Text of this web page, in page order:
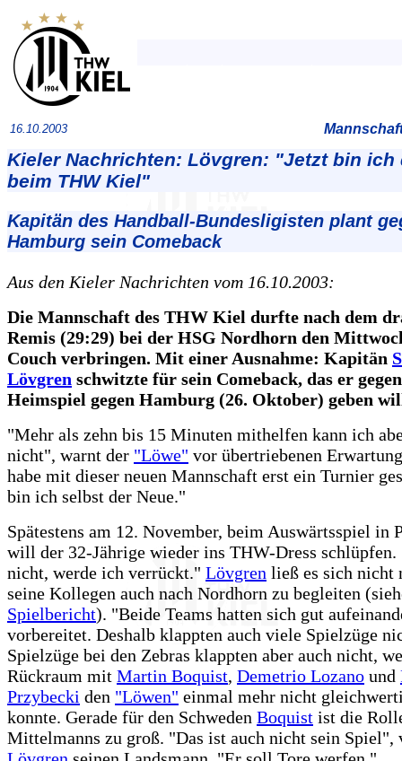
16.10.2003
Kieler Nachrichten: Lövgren: "Jetzt bin ich
beim THW Kiel"
Kapitän des Handball-Bundesligisten plant
Hamburg sein Comeback
Aus den Kieler Nachrichten vom 16.10.2003:
Die Mannschaft des THW Kiel durfte nach dem
Remis (29:29) bei der HSG Nordhorn den
Couch verbringen. Mit einer Ausnahme: Kapitän
Lövgren schwitzte für sein Comeback, das er
Heimspiel gegen Hamburg (26. Oktober) geben
"Mehr als zehn bis 15 Minuten mithelfen kann ich
nicht", warnt der "Löwe" vor übertriebenen
habe mit dieser neuen Mannschaft erst ein Turnier
bin ich selbst der Neue."
Spätestens am 12. November, beim Auswärtsspiel in
will der 32-Jährige wieder ins THW-Dress schlüpfen.
nicht, werde ich verrückt." Lövgren ließ es sich nicht
seine Kollegen auch nach Nordhorn zu begleiten
Spielbericht). "Beide Teams hatten sich gut
vorbereitet. Deshalb klappten auch viele Spielzüge
Spielzüge bei den Zebras klappten aber auch nicht,
Rückraum mit Martin Boquist, Demetrio Lozano und
Przybecki den "Löwen" einmal mehr nicht
konnte. Gerade für den Schweden Boquist ist die
Mittelmanns zu groß. "Das ist auch nicht sein Spiel",